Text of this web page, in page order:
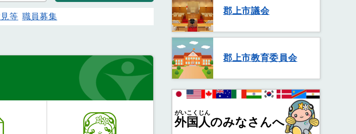
等 職員募集
郡上市議会
郡上市教育委員会
外国人
がいこくじん
のみなさんへ